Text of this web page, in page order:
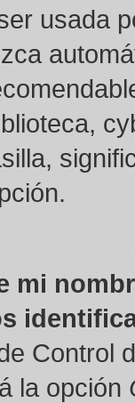
usada
mi
Control
la opción